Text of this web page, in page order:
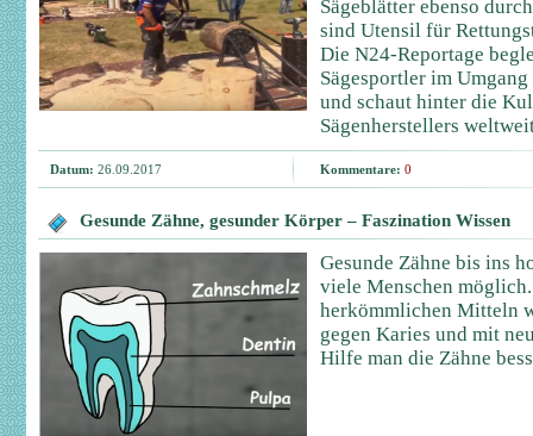
Sägeblätter ebenso
sind Utensil für
Die N24-Reportage
Sägesportler im
und schaut hinter die
Sägenherstellers
Datum: 26.09.2017 Kommentare: 0
Gesunde Zähne, gesunder Körper – Faszination Wissen
Gesunde Zähne bis ins
viele Menschen
herkömmlichen Mitteln
gegen Karies und mit
Hilfe man die Zähne